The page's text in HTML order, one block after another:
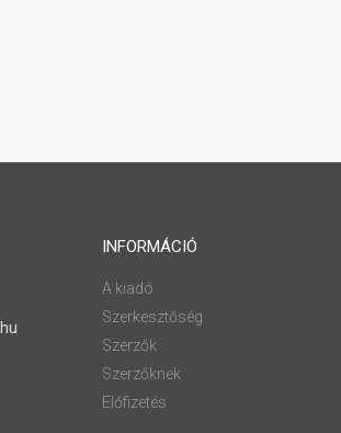
INFORMÁCIÓ
A kiadó
Szerkesztőség
Szerzők
Szerzőknek
Előfizetés